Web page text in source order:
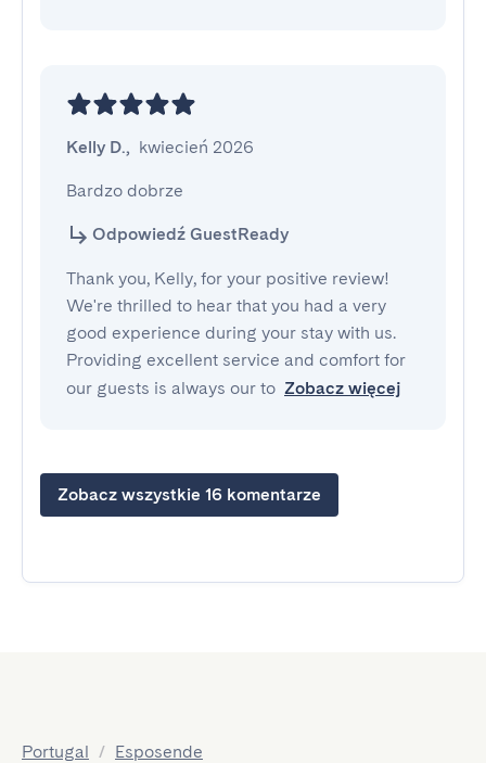
Kelly D., kwiecień 2026
Bardzo dobrze
Odpowiedź GuestReady
Thank you, Kelly, for your positive review!
We're thrilled to hear that you had a very
good experience during your stay with us.
Providing excellent service and comfort for
our guests is always our to Zobacz więcej
Zobacz wszystkie 16 komentarze
Portugal / Esposende